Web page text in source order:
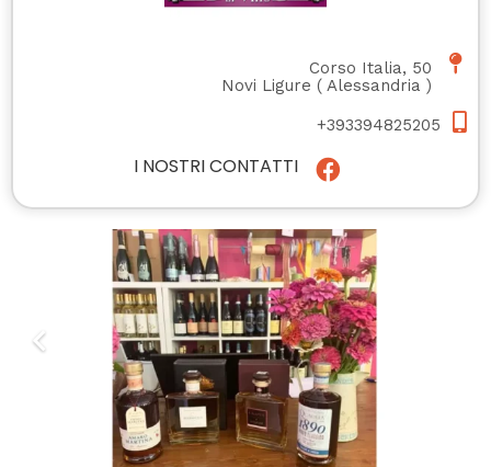
Corso Italia, 50
Novi Ligure ( Alessandria )
+393394825205
I NOSTRI CONTATTI